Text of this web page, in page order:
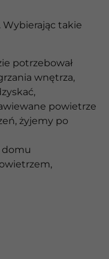
Wybierając takie
potrzebował
wnętrza,
powietrze
żyjemy po
domu